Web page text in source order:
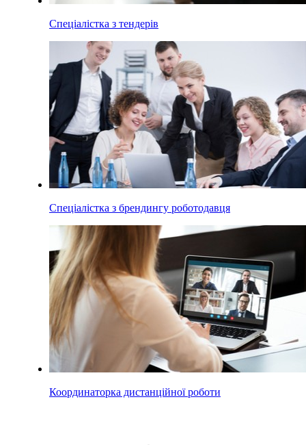
Спеціалістка з тендерів
Спеціалістка з брендингу роботодавця
Координаторка дистанційної роботи